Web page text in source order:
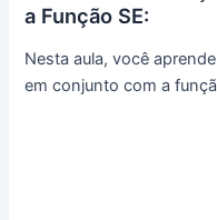
a Função SE:
Nesta aula, você
em conjunto com a